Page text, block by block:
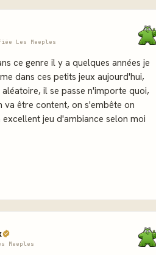
Les Meeples
ce genre il y a quelques années je
dans ces petits jeux aujourd'hui,
il se passe n'importe quoi,
va être content, on s'embête on
jeu d'ambiance selon moi
Meeples